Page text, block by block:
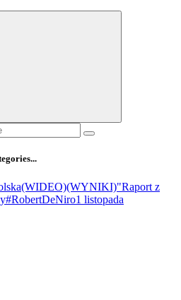
(WIDEO)(WYNIKI)"Raport z
#RobertDeNiro1 listopada